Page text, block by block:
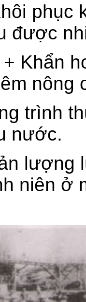
phục
được
Khẩn
nông
trình
nước.
lượng
niên ở